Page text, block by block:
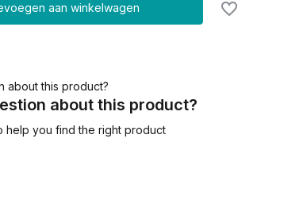
aan winkelwagen
about this product?
help you find the right product